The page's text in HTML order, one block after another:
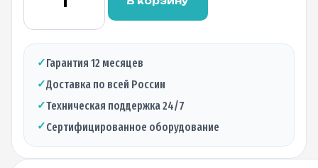
Оптический
трансивер
BTL-
S10-
10Гбитт/c,
20м,
✓Гарантия 12 месяцев
✓Доставка по всей России
✓Техническая поддержка 24/7
✓Сертифицированное оборудование